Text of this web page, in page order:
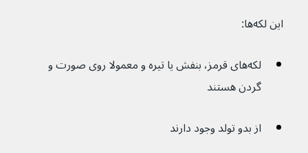
این لکه‌ها:
لکه‌های قرمز، بنفش یا تیره و معمولا روی صورت و
گردن هستند
از بدو تولد وجود دارند